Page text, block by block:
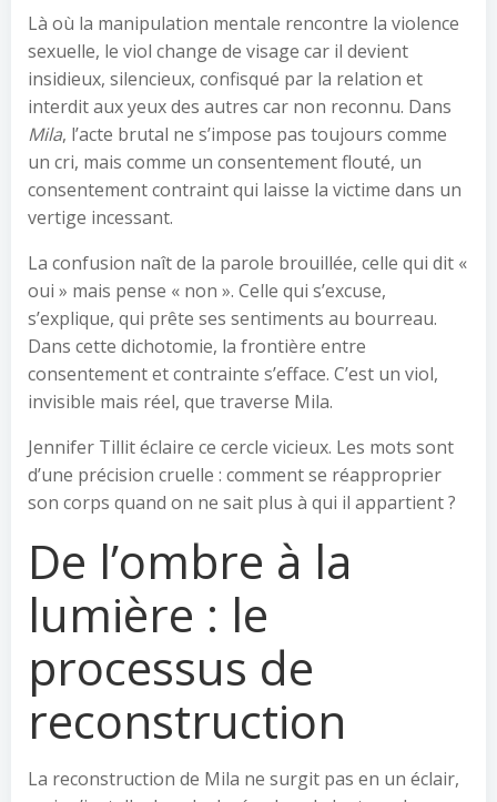
Là où la manipulation mentale rencontre la violence
sexuelle, le viol change de visage car il devient
insidieux, silencieux, confisqué par la relation et
interdit aux yeux des autres car non reconnu. Dans
Mila, l’acte brutal ne s’impose pas toujours comme
un cri, mais comme un consentement flouté, un
consentement contraint qui laisse la victime dans un
vertige incessant.
La confusion naît de la parole brouillée, celle qui dit «
oui » mais pense « non ». Celle qui s’excuse,
s’explique, qui prête ses sentiments au bourreau.
Dans cette dichotomie, la frontière entre
consentement et contrainte s’efface. C’est un viol,
invisible mais réel, que traverse Mila.
Jennifer Tillit éclaire ce cercle vicieux. Les mots sont
d’une précision cruelle : comment se réapproprier
son corps quand on ne sait plus à qui il appartient ?
De l’ombre à la
lumière : le
processus de
reconstruction
La reconstruction de Mila ne surgit pas en un éclair,